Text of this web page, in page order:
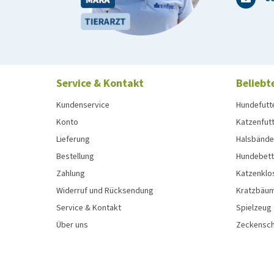
Service & Kontakt
Kundenservice
Konto
Lieferung
Bestellung
Zahlung
Widerruf und Rücksendung
Service & Kontakt
Über uns
Spielzeug